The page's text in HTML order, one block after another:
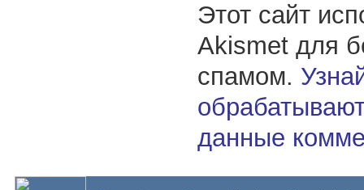
Этот сайт
Akismet для
спамом.
данные